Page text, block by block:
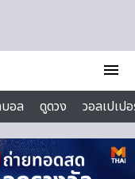
menu
อล ดูดวง
วอลเปเป